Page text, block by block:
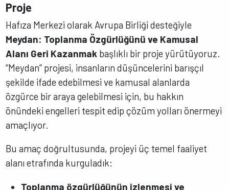
Proje
Hafıza Merkezi olarak Avrupa Birliği desteğiyle
Meydan: Toplanma Özgürlüğünü ve Kamusal
Alanı Geri Kazanmak başlıklı bir proje yürütüyoruz.
“Meydan” projesi, insanların düşüncelerini barışçıl
şekilde ifade edebilmesi ve kamusal alanlarda
özgürce bir araya gelebilmesi için, bu hakkın
önündeki engelleri tespit edip çözüm yolları önermeyi
amaçlıyor.
Bu amaç doğrultusunda, projeyi üç temel faaliyet
alanı etrafında kurguladık:
Toplanma özgürlüğünün izlenmesi ve